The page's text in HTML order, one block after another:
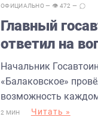
ОФИЦИАЛЬНО— 👁 472 —
Главный
ответил на
Начальник
«Балаковское»
возможность
2 МИН Читать »